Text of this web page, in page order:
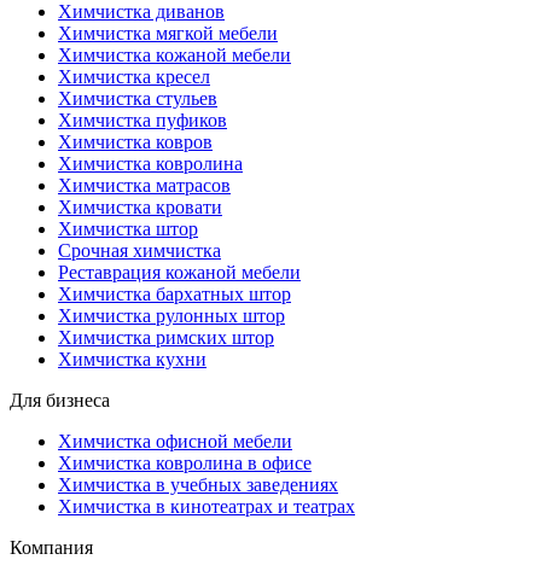
Химчистка диванов
Химчистка мягкой мебели
Химчистка кожаной мебели
Химчистка кресел
Химчистка стульев
Химчистка пуфиков
Химчистка ковров
Химчистка ковролина
Химчистка матрасов
Химчистка кровати
Химчистка штор
Срочная химчистка
Реставрация кожаной мебели
Химчистка бархатных штор
Химчистка рулонных штор
Химчистка римских штор
Химчистка кухни
Для бизнеса
Химчистка офисной мебели
Химчистка ковролина в офисе
Химчистка в учебных заведениях
Химчистка в кинотеатрах и театрах
Компания